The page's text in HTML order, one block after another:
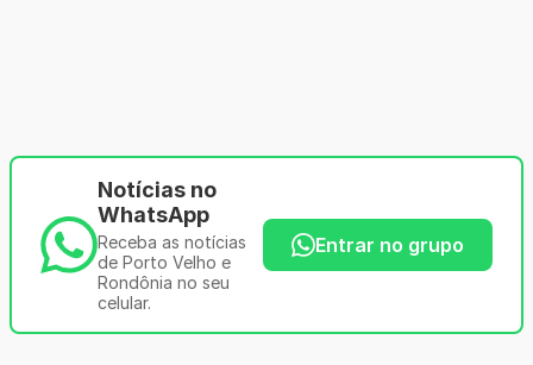
Notícias no
WhatsApp
Receba as notícias
de Porto Velho e
Rondônia no seu
celular.
Entrar no grupo